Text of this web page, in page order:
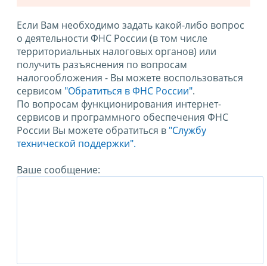
Если Вам необходимо задать какой-либо вопрос
о деятельности ФНС России (в том числе
территориальных налоговых органов) или
получить разъяснения по вопросам
налогообложения - Вы можете воспользоваться
сервисом "Обратиться в ФНС России".
По вопросам функционирования интернет-
сервисов и программного обеспечения ФНС
России Вы можете обратиться в "Службу
технической поддержки".
Ваше сообщение: